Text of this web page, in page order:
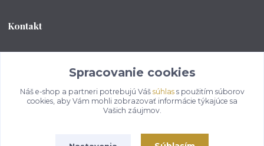
Kontakt
od 8:00 - do 16:00 hod
info@kotlikovesupravy.sk
Spracovanie cookies
Náš e-shop a partneri potrebujú Váš súhlass použitím súborov
cookies, aby Vám mohli zobrazovať informácie týkajúce sa
Vašich záujmov.